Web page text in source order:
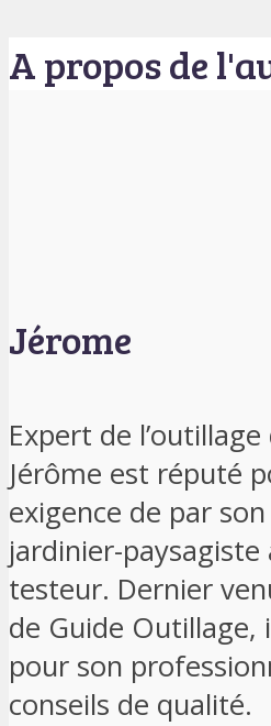
A propos de
Jérome
Expert de
Jérôme est réputé
exigence de par
jardinier-
testeur. Dernier
de Guide Outillage,
pour son
conseils de qualité.